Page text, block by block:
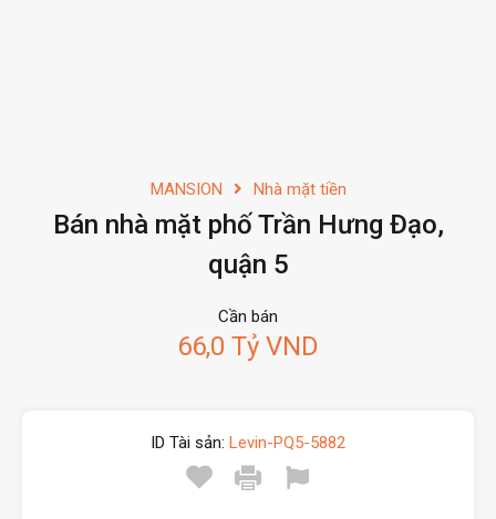
MANSION Nhà mặt tiền
Bán nhà mặt phố Trần Hưng Đạo,
quận 5
Cần bán
66,0 Tỷ VND
ID Tài sản: Levin-PQ5-5882